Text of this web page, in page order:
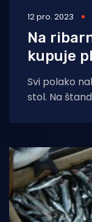
12 pro. 2023
Na
kupuje
Svi polako
stol. Na